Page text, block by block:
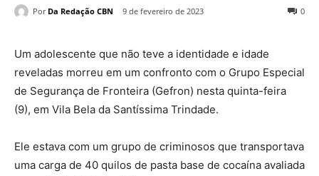
Por Da Redação CBN 9 de fevereiro de 2023 0
Um adolescente que não teve a identidade e idade
reveladas morreu em um confronto com o Grupo Especial
de Segurança de Fronteira (Gefron) nesta quinta-feira
(9), em Vila Bela da Santíssima Trindade.
Ele estava com um grupo de criminosos que transportava
uma carga de 40 quilos de pasta base de cocaína avaliada